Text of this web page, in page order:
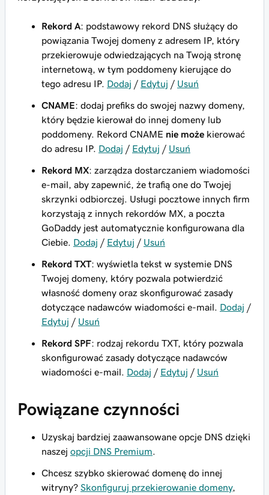
Rekord A: podstawowy rekord DNS służący do
powiązania Twojej domeny z adresem IP, który
przekierowuje odwiedzających na Twoją stronę
internetową, w tym poddomeny kierujące do
tego adresu IP. Dodaj / Edytuj / Usuń
CNAME: dodaj prefiks do swojej nazwy domeny,
który będzie kierował do innej domeny lub
poddomeny. Rekord CNAME nie może kierować
do adresu IP. Dodaj / Edytuj / Usuń
Rekord MX: zarządza dostarczaniem wiadomości
e-mail, aby zapewnić, że trafią one do Twojej
skrzynki odbiorczej. Usługi pocztowe innych firm
korzystają z innych rekordów MX, a poczta
GoDaddy jest automatycznie konfigurowana dla
Ciebie. Dodaj / Edytuj / Usuń
Rekord TXT: wyświetla tekst w systemie DNS
Twojej domeny, który pozwala potwierdzić
własność domeny oraz skonfigurować zasady
dotyczące nadawców wiadomości e-mail. Dodaj /
Edytuj / Usuń
Rekord SPF: rodzaj rekordu TXT, który pozwala
skonfigurować zasady dotyczące nadawców
wiadomości e-mail. Dodaj / Edytuj / Usuń
Powiązane czynności
Uzyskaj bardziej zaawansowane opcje DNS dzięki
naszej opcji DNS Premium
Chcesz szybko skierować domenę do innej
witryny? Skonfiguruj przekierowanie domeny,